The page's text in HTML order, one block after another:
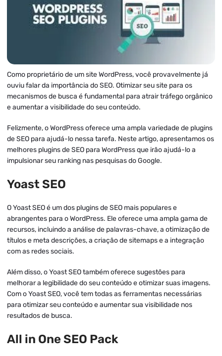
Como proprietário de um site WordPress, você provavelmente já
ouviu falar da importância do SEO. Otimizar seu site para os
mecanismos de busca é fundamental para atrair tráfego orgânico
e aumentar a visibilidade do seu conteúdo.
Felizmente, o WordPress oferece uma ampla variedade de plugins
de SEO para ajudá-lo nessa tarefa. Neste artigo, apresentamos os
melhores plugins de SEO para WordPress que irão ajudá-lo a
impulsionar seu ranking nas pesquisas do Google.
Yoast SEO
O Yoast SEO é um dos plugins de SEO mais populares e
abrangentes para o WordPress. Ele oferece uma ampla gama de
recursos, incluindo a análise de palavras-chave, a otimização de
títulos e meta descrições, a criação de sitemaps e a integração
com as redes sociais.
Além disso, o Yoast SEO também oferece sugestões para
melhorar a legibilidade do seu conteúdo e otimizar suas imagens.
Com o Yoast SEO, você tem todas as ferramentas necessárias
para otimizar seu conteúdo e aumentar sua visibilidade nos
resultados de busca.
All in One SEO Pack